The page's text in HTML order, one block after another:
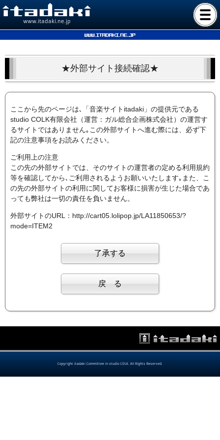
www.itadaki.ne.jp
www.itadaki.ne.jp
★外部サイト接続確認★
ここから先のページは､「音楽サイトitadaki」の提供元である
studio COLK有限会社（運営：ガル総合企画株式会社）の運営す
るサイトではありません｡この外部サイトへ進む際には、必ず下
記の注意事項をお読みください。
ご利用上の注意
この先の外部サイトでは、そのサイトの運営者の定める利用規約
等を確認してから､ご利用されるようお願いいたします｡また、こ
の先の外部サイトの利用に関してお客様に損害が生じた場合であ
っても弊社は一切の責任を負いません。
外部サイトのURL：http://cart05.lolipop.jp/LA11850653/?
mode=ITEM2
Copyright itadaki Committee in studio COLK. All Rights Reserved.